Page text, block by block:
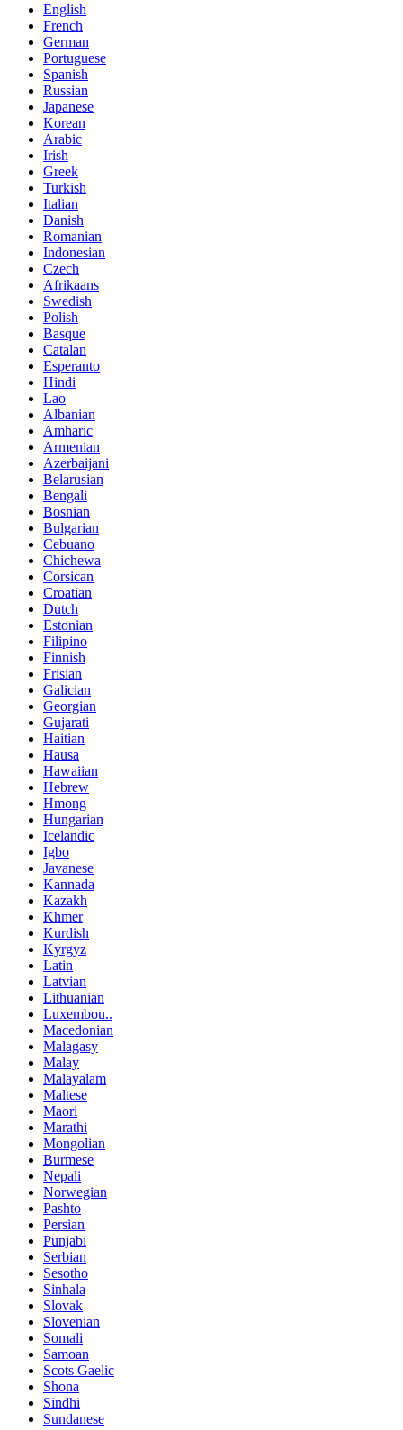
English
French
German
Portuguese
Spanish
Russian
Japanese
Korean
Arabic
Irish
Greek
Turkish
Italian
Danish
Romanian
Indonesian
Czech
Afrikaans
Swedish
Polish
Basque
Catalan
Esperanto
Hindi
Lao
Albanian
Amharic
Armenian
Azerbaijani
Belarusian
Bengali
Bosnian
Bulgarian
Cebuano
Chichewa
Corsican
Croatian
Dutch
Estonian
Filipino
Finnish
Frisian
Galician
Georgian
Gujarati
Haitian
Hausa
Hawaiian
Hebrew
Hmong
Hungarian
Icelandic
Igbo
Javanese
Kannada
Kazakh
Khmer
Kurdish
Kyrgyz
Latin
Latvian
Lithuanian
Luxembou..
Macedonian
Malagasy
Malay
Malayalam
Maltese
Maori
Marathi
Mongolian
Burmese
Nepali
Norwegian
Pashto
Persian
Punjabi
Serbian
Sesotho
Sinhala
Slovak
Slovenian
Somali
Samoan
Scots Gaelic
Shona
Sindhi
Sundanese